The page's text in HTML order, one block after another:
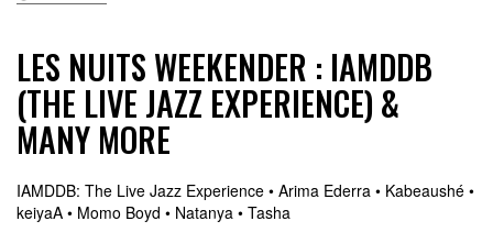
LES NUITS WEEKENDER : IAMDDB
(THE LIVE JAZZ EXPERIENCE) &
MANY MORE
IAMDDB: The Live Jazz Experience • Arima Ederra • Kabeaushé •
keiyaA • Momo Boyd • Natanya • Tasha